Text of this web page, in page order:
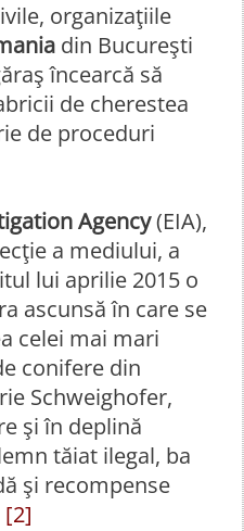
organizaţiile
din Bucureşti
încearcă să
de cherestea
de proceduri
Agency(EIA),
a mediului, a
lui aprilie 2015 o
ascunsă în care se
celei mai mari
conifere din
Schweighofer,
şi în deplină
tăiat ilegal, ba
şi recompense
[2]